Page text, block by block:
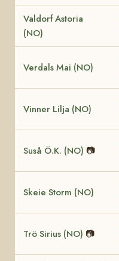
Valdorf Astoria
(NO)
Verdals Mai (NO)
Vinner Lilja (NO)
Suså Ö.K. (NO) 📷
Skeie Storm (NO)
Trö Sirius (NO) 📷